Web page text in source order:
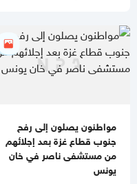
مواطنون يصلون إلى رفح
جنوب قطاع غزة بعد إجلائهم
من مستشفى ناصر في خان
يونس